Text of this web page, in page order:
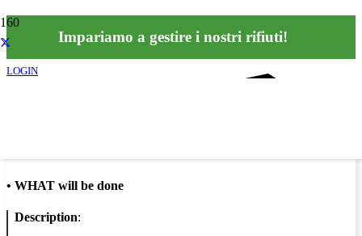
LOGIN
Impariamo a gestire i nostri rifiuti!
• WHAT will be done
Description: